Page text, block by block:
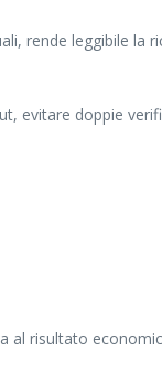
rende leggibile la
evitare doppie
al risultato